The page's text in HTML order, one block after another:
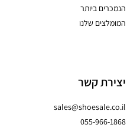
הנמכרים ביותר
המומלצים שלנו
יצירת קשר
sales@shoesale.co.il
055-966-1868